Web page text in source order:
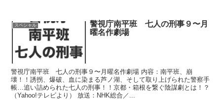
スペシャル
警視庁南平班 七人の刑事９〜月
曜名作劇場
警視庁南平班 七人の刑事９〜月曜名作劇場 内容：南平班、崩
壊！！誘拐、爆破、血に染まる芦ノ湖、そして取り上げられた警察手
帳…追い詰められた七人の刑事！！京都・箱根を繋ぐ陰謀劇とは！？
（Yahoo!テレビより） 放送：NHK総合／...